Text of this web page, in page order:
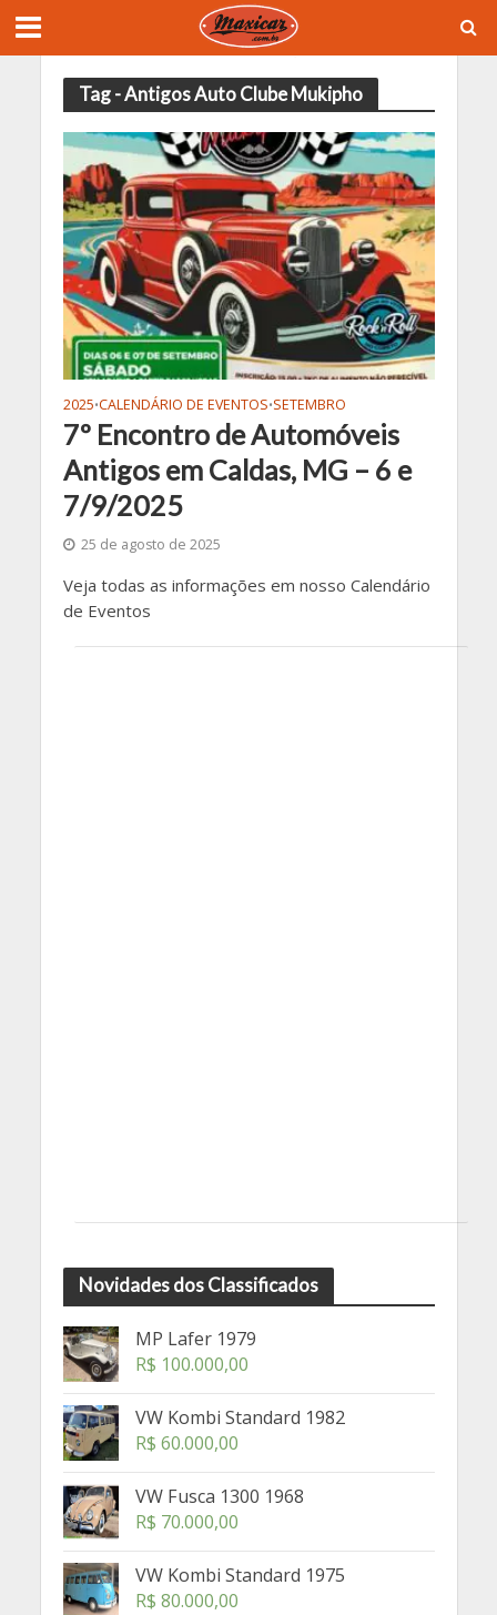
Tag - Antigos Auto Clube Mukipho
2025•CALENDÁRIO DE EVENTOS•SETEMBRO
7º Encontro de Automóveis
Antigos em Caldas, MG – 6 e
7/9/2025
25 de agosto de 2025
Veja todas as informações em nosso Calendário
de Eventos
Novidades dos Classificados
MP Lafer 1979
R$ 100.000,00
VW Kombi Standard 1982
R$ 60.000,00
VW Fusca 1300 1968
R$ 70.000,00
VW Kombi Standard 1975
R$ 80.000,00